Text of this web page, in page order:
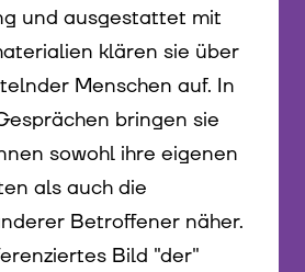
und ausgestattet mit
klären sie über
Menschen auf. In
bringen sie
sowohl ihre eigenen
als auch die
Betroffener näher.
Bild "der"